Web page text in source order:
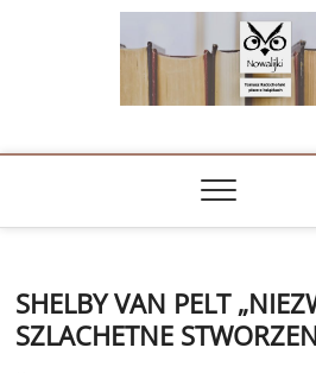
SHELBY VAN PELT
SZLACHETNE